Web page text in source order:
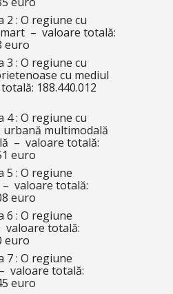
2 : O regiune cu
– valoare totală:
euro
3 : O regiune cu
cu mediul
188.440.012
4 : O regiune cu
multimodală
– valoare totală:
euro
5 : O regiune
valoare totală:
euro
6 : O regiune
valoare totală:
euro
7 : O regiune
valoare totală:
euro